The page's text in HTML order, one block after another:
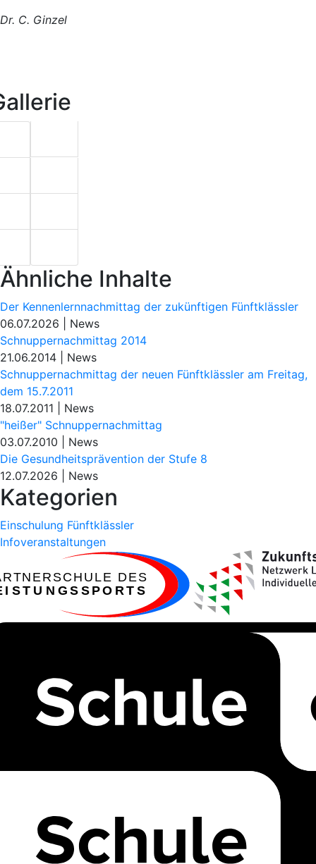
Dr. C. Ginzel
Ähnliche Inhalte
Der Kennenlernnachmittag der zukünftigen Fünftklässler
06.07.2026
News
Schnuppernachmittag 2014
21.06.2014
News
Schnuppernachmittag der neuen Fünftklässler am Freitag,
dem 15.7.2011
18.07.2011
News
"heißer" Schnuppernachmittag
03.07.2010
News
Die Gesundheitsprävention der Stufe 8
12.07.2026
News
Kategorien
Einschulung Fünftklässler
Infoveranstaltungen
ARTNERSCHULE DES
EISTUNGSSPORTS